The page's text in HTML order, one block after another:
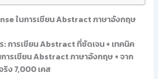
ในการเขียน Abstract ภาษาอังกฤษ
การเขียน Abstract ที่ชัดเจน + เทคนิค
การเขียน Abstract ภาษาอังกฤษ + จาก
ง 7,000 เคส